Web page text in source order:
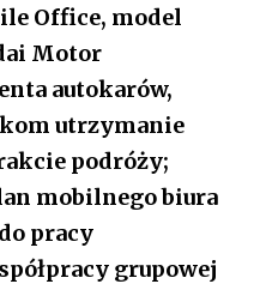
Office, model
Motor
autokarów,
utrzymanie
podróży;
mobilnego biura
pracy
grupowej